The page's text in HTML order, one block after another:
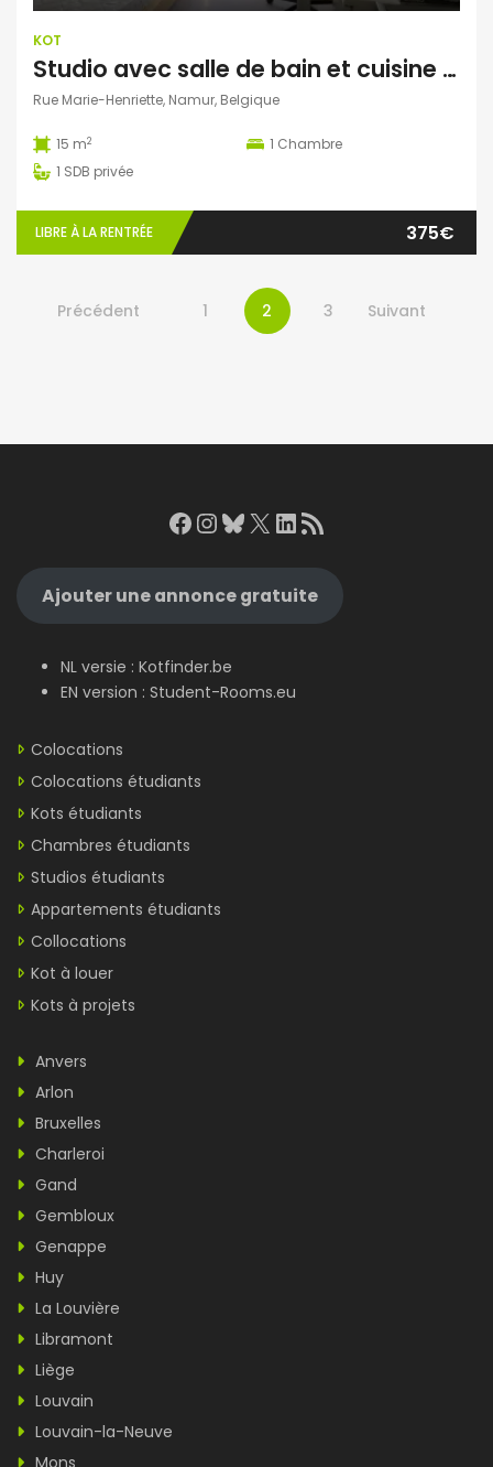
KOT
Studio avec salle de bain et cuisine personnelles libre le 1er septembre
Rue Marie-Henriette, Namur, Belgique
15 m2 1 Chambre
1 SDB privée
LIBRE À LA RENTRÉE 375€
Précédent 1 2 3 Suivant
Facebook
Instagram
Bluesky
X LinkedIn
RSS Feed
Ajouter une annonce gratuite
NL versie : Kotfinder.be
EN version : Student-Rooms.eu
Colocations
Colocations étudiants
Kots étudiants
Chambres étudiants
Studios étudiants
Appartements étudiants
Collocations
Kot à louer
Kots à projets
Anvers
Arlon
Bruxelles
Charleroi
Gand
Gembloux
Genappe
Huy
La Louvière
Libramont
Liège
Louvain
Louvain-la-Neuve